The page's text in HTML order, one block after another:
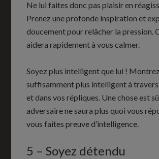
Ne lui faites donc pas plaisir en
Prenez une profonde inspiration et
doucement pour relâcher la pression.
aidera rapidement à vous calmer.
Soyez plus intelligent que lui !
suffisamment plus intelligent à
et dans vos répliques. Une chose est
adversaire ne saura plus quoi vous
vous faites preuve d’intelligence.
5 – Soyez détendu